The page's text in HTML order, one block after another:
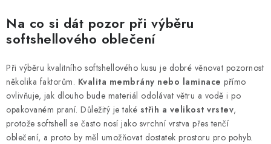
Na co si dát pozor při výběru
softshellového oblečení
Při výběru kvalitního softshellového kusu je dobré věnovat pozornost
několika faktorům. Kvalita membrány nebo laminace přímo
ovlivňuje, jak dlouho bude materiál odolávat větru a vodě i po
opakovaném praní. Důležitý je také střih a velikost vrstev,
protože softshell se často nosí jako svrchní vrstva přes tenčí
oblečení, a proto by měl umožňovat dostatek prostoru pro pohyb.